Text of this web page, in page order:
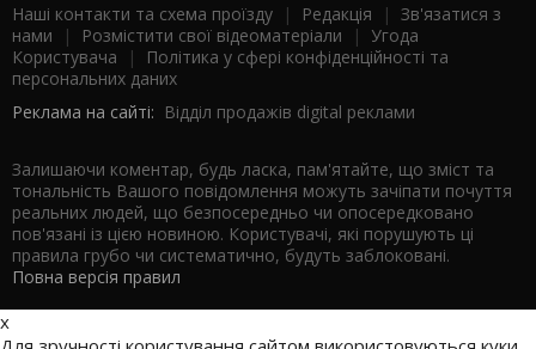
Наші контакти та схема проїзду | Редакція | Зв'язатися з
нами | Розмістити свої відеоматеріали | Угода
Користувача |
Політика у сфері конфіденційності та
персональних даних
Реклама на сайті: Відділ продажів digital реклами
Залишаючи коментар, будь ласка, пам'ятайте, що зміст та
тональність Вашого повідомлення можуть зачіпати почуття
реальних людей, що безпосередньо чи опосередковано
пов'язані із цією новиною. Користувачі, які порушують ці
правила грубо чи систематично, будуть заблоковані.
Повна версія правил
x